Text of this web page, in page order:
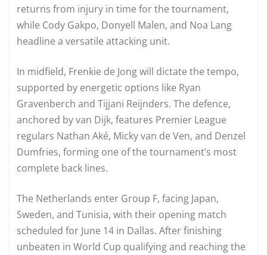
returns from injury in time for the tournament,
while Cody Gakpo, Donyell Malen, and Noa Lang
headline a versatile attacking unit.
In midfield, Frenkie de Jong will dictate the tempo,
supported by energetic options like Ryan
Gravenberch and Tijjani Reijnders. The defence,
anchored by van Dijk, features Premier League
regulars Nathan Aké, Micky van de Ven, and Denzel
Dumfries, forming one of the tournament’s most
complete back lines.
The Netherlands enter Group F, facing Japan,
Sweden, and Tunisia, with their opening match
scheduled for June 14 in Dallas. After finishing
unbeaten in World Cup qualifying and reaching the